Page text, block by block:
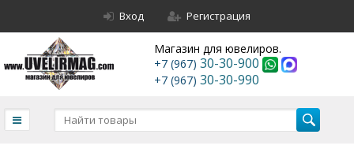
Вход Регистрация
Магазин для ювелиров.
+7 (967) 30-30-900
+7 (967) 30-30-990